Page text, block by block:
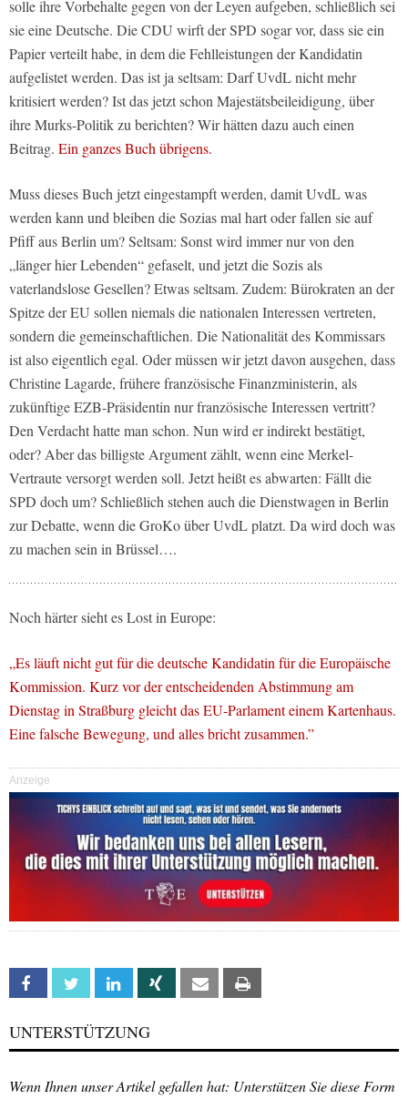
solle ihre Vorbehalte gegen von der Leyen aufgeben, schließlich sei
sie eine Deutsche. Die CDU wirft der SPD sogar vor, dass sie ein
Papier verteilt habe, in dem die Fehlleistungen der Kandidatin
aufgelistet werden. Das ist ja seltsam: Darf UvdL nicht mehr
kritisiert werden? Ist das jetzt schon Majestätsbeileidigung, über
ihre Murks-Politik zu berichten? Wir hätten dazu auch einen
Beitrag. Ein ganzes Buch übrigens.
Muss dieses Buch jetzt eingestampft werden, damit UvdL was
werden kann und bleiben die Sozias mal hart oder fallen sie auf
Pfiff aus Berlin um? Seltsam: Sonst wird immer nur von den
„länger hier Lebenden“ gefaselt, und jetzt die Sozis als
vaterlandslose Gesellen? Etwas seltsam. Zudem: Bürokraten an der
Spitze der EU sollen niemals die nationalen Interessen vertreten,
sondern die gemeinschaftlichen. Die Nationalität des Kommissars
ist also eigentlich egal. Oder müssen wir jetzt davon ausgehen, dass
Christine Lagarde, frühere französische Finanzministerin, als
zukünftige EZB-Präsidentin nur französische Interessen vertritt?
Den Verdacht hatte man schon. Nun wird er indirekt bestätigt,
oder? Aber das billigste Argument zählt, wenn eine Merkel-
Vertraute versorgt werden soll. Jetzt heißt es abwarten: Fällt die
SPD doch um? Schließlich stehen auch die Dienstwagen in Berlin
zur Debatte, wenn die GroKo über UvdL platzt. Da wird doch was
zu machen sein in Brüssel….
Noch härter sieht es Lost in Europe:
„Es läuft nicht gut für die deutsche Kandidatin für die Europäische
Kommission. Kurz vor der entscheidenden Abstimmung am
Dienstag in Straßburg gleicht das EU-Parlament einem Kartenhaus.
Eine falsche Bewegung, und alles bricht zusammen.”
Anzeige
Facebook Twitter Linkedin Xing Email
UNTERSTÜTZUNG
Wenn Ihnen unser Artikel gefallen hat: Unterstützen Sie diese Form